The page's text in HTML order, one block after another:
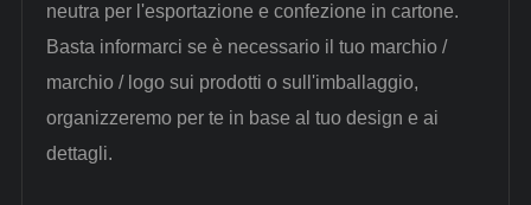
neutra per l'esportazione e confezione in cartone.
Basta informarci se è necessario il tuo marchio /
marchio / logo sui prodotti o sull'imballaggio,
organizzeremo per te in base al tuo design e ai
dettagli.